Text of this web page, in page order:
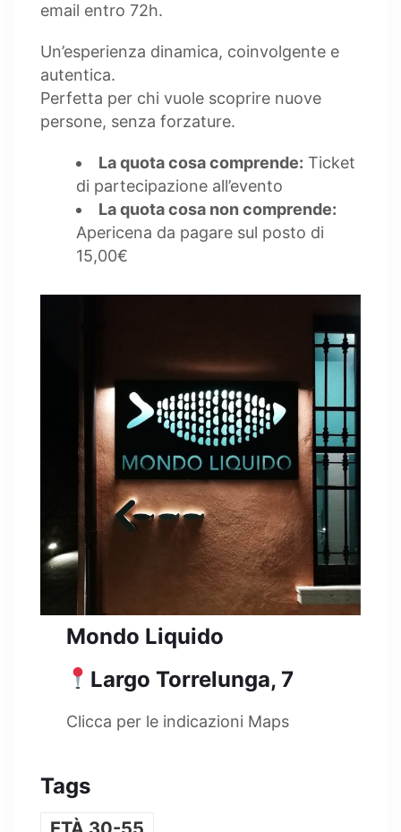
email entro 72h.
Un’esperienza dinamica, coinvolgente e
autentica.
Perfetta per chi vuole scoprire nuove
persone, senza forzature.
La quota cosa comprende: Ticket
di partecipazione all’evento
La quota cosa non comprende:
Apericena da pagare sul posto di
15,00€
Mondo Liquido
Largo Torrelunga, 7
Clicca per le indicazioni Maps
Tags